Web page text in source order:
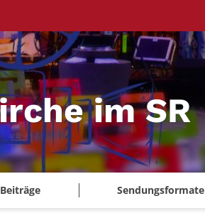
im SR
Beiträge Sendungsformate